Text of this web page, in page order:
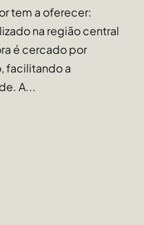
tem a oferecer:
na região central
é cercado por
facilitando a
A...